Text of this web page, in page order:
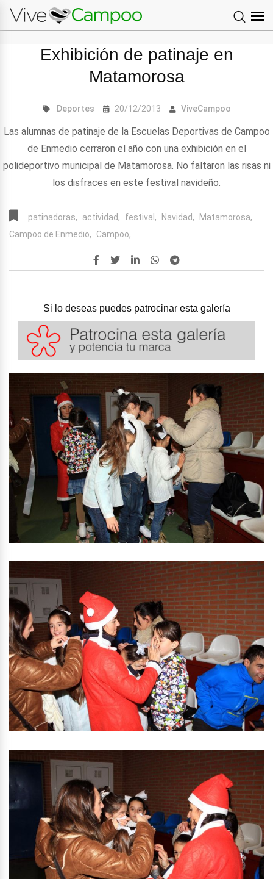
Exhibición de patinaje en
Matamorosa
Deportes 20/12/2013 ViveCampoo
Las alumnas de patinaje de la Escuelas Deportivas de Campoo
de Enmedio cerraron el año con una exhibición en el
polideportivo municipal de Matamorosa. No faltaron las risas ni
los disfraces en este festival navideño.
patinadoras, actividad, festival, Navidad,
Matamorosa,
Campoo de Enmedio,
Campoo,
Si lo deseas puedes patrocinar esta galería